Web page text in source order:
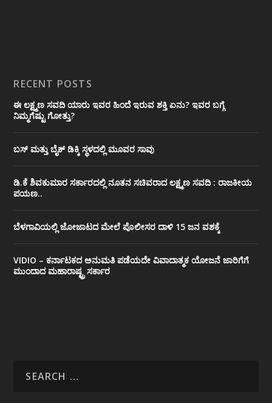
RECENT POSTS
ಈ ಲಕ್ಷ್ಮಣ ಸವದಿ ಯಾರು ಇವರ ಹಿಂದೆ ಇರುವ ಶಕ್ತಿ ಏನು? ಇವರ ಬಗ್ಗೆ
ನಿಮ್ಮಗೆಷ್ಟು ಗೋತ್ತು?
ಬಸ್ ಮತ್ತು ಬೈಕ್ ಡಿಕ್ಕಿ ಸ್ಥಳದಲ್ಲಿ ಮೂವರ ಸಾವು
ಡಿ.ಕೆ ಶಿವಕುಮಾರ ಸರ್ಕಾರದಲ್ಲಿ ನೂತನ ಸಚಿವರಾದ ಲಕ್ಷ್ಮಣ ಸವದಿ : ರಾಜಕೀಯ
ಪಯಣ..
ಬೆಳಗಾವಿಯಲ್ಲಿ ಜೋಜಾಟದ ಮೇಲೆ ಪೊಲೀಸರ ದಾಳಿ 15 ಜನ ವಶಕ್ಕೆ
VIDIO – ಕರ್ನಾಟಕದ ಅನುಮತಿ ಪಡೆಯದೇ ವಿವಾದಾತ್ಮಕ ಯೋಜನೆ ಜಾರಿಗೆಗೆ
ಮುಂದಾದ ಮಹಾರಾಷ್ಟ್ರ ಸರ್ಕಾರ